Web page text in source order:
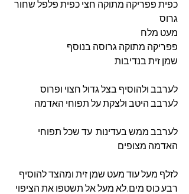
כפית פפריקה מתוקה חצי כפית פלפל שחור
גרוס
מעט מלח
פפריקה מתוקה גרוסה בנוסף
שמן זית בנדיבות
לערבב ולהוסיף בצל גדול חצוי ופרוס
לערבב היטב ולצקת על תפוחי האדמה
לערבב ממש בעדינות  עד שכל תפוחי
האדמה מצופים
לזלף מעל עוד מעט שמן זית ומהצד להוסיף
רבע כוס מים,לא מעל אל תשטפו את הציפוי